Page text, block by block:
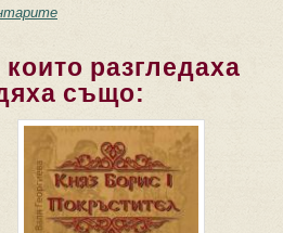
разгледаха
също: